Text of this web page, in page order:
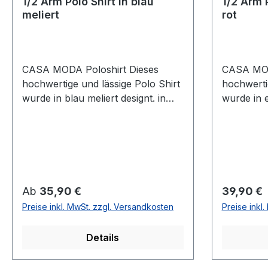
meliert
CASA MODA Poloshirt Dieses
hochwertige und lässige Polo Shirt
wurde in blau meliert designt. in
Übergröße)Farbe: Blau
meliertPassform: CASUAL fit
(normal geschnitten) 1/2 ArmMit
Elasthan30° waschbar Modell
Nr.:004470/108
Regulärer Preis:
Ab 35,90 €
Preise inkl. MwSt. zzgl. Versandkosten
Details
rot
CASA
wurde in
(normal
Regulärer
39,90 €
Preise inkl.